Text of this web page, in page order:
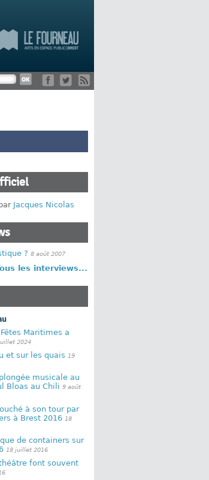
Jacques Nicolas
? 8 août 2007
les interviews...
Maritimes a
2024
et sur les quais 19
musicale au
Bloas au Chili 9 août
à son tour par
à Brest 2016 18
de containers sur
18 juillet 2016
font souvent